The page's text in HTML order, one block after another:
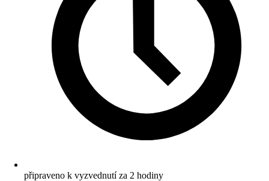
připraveno k vyzvednutí za 2 hodiny